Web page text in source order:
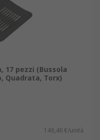
17 pezzi (Bussola
Quadrata, Torx)
146,46 €/unità